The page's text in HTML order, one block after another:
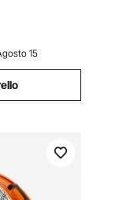
Fumo
15